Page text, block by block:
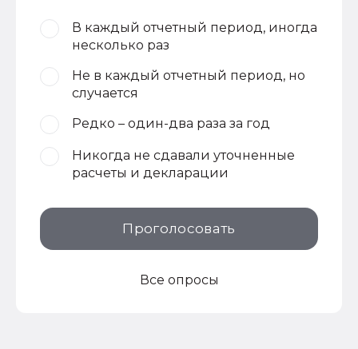
В каждый отчетный период, иногда
несколько раз
Не в каждый отчетный период, но
случается
Редко – один-два раза за год
Никогда не сдавали уточненные
расчеты и декларации
Проголосовать
Все опросы